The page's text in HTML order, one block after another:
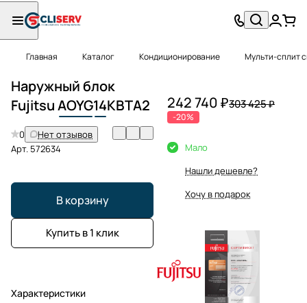
Главная Каталог Кондиционирование Мульти-сплит
Наружный блок
FujitsuAOYG14KBTA2
0
Нет отзывов
Арт. 572634
В корзину
Купить в 1 клик
Характеристики
242 740 ₽303 425 ₽
-20%
Мало
Нашли дешевле?
Хочу в подарок